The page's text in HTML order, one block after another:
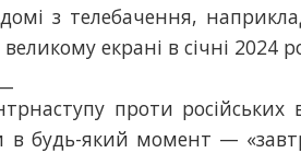
з телебачення,
екрані в січні 2024
проти
в будь-який момент —